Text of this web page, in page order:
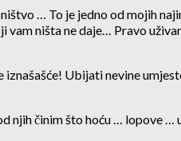
… To je jedno od mojih
ništa ne daje… Pravo
Ubijati nevine
njih činim što hoću …